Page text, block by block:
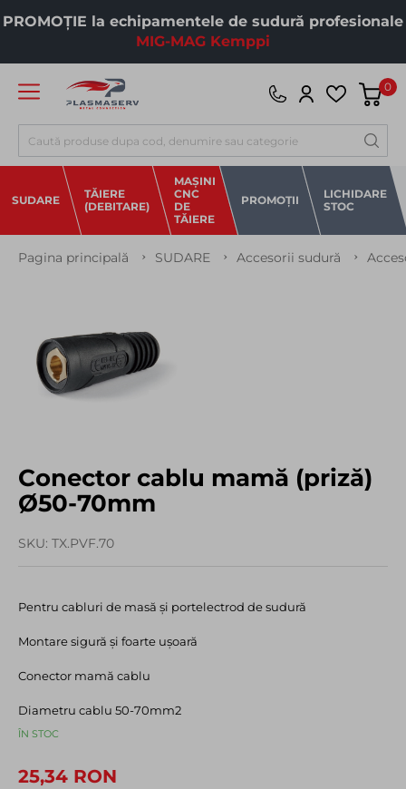
PROMOȚIE la echipamentele de sudură profesionale
MIG-MAG Kemppi
0
SUDARE
TĂIERE
(DEBITARE)
MAȘINI
CNC
DE
TĂIERE
PROMOȚII
LICHIDARE
STOC
Pagina principală SUDARE Accesorii sudură
Conector cablu mamă (priză)
Ø50-70mm
SKU TX.PVF.70
Pentru cabluri de masă şi portelectrod de sudură
Montare sigură şi foarte uşoară
Conector mamă cablu
Diametru cablu 50-70mm2
ÎN STOC
25,34 RON